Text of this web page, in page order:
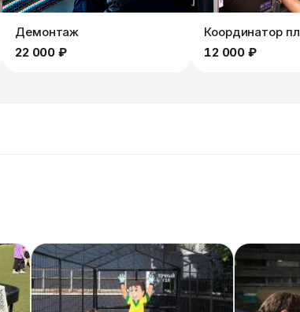
Демонтаж
22 000 ₽
Координатор
12 000 ₽